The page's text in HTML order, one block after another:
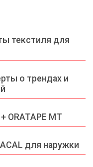
текстиля для
о трендах и
ORATAPE MT
для наружки